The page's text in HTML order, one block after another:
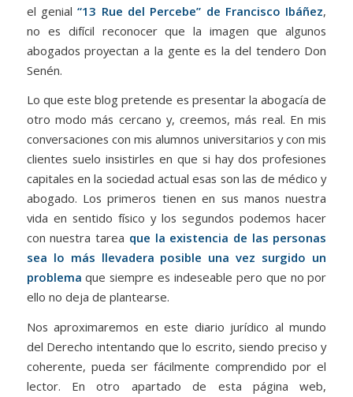
el genial“13 Rue del Percebe” de Francisco Ibáñez,
no es difícil reconocer que la imagen que algunos
abogados proyectan a la gente es la del tendero Don
Senén.
Lo que este blog pretende es presentar la abogacía de
otro modo más cercano y, creemos, más real. En mis
conversaciones con mis alumnos universitarios y con mis
clientes suelo insistirles en que si hay dos profesiones
capitales en la sociedad actual esas son las de médico y
abogado. Los primeros tienen en sus manos nuestra
vida en sentido físico y los segundos podemos hacer
con nuestra tarea que la existencia de las personas
sea lo más llevadera posible una vez surgido un
problema que siempre es indeseable pero que no por
ello no deja de plantearse.
Nos aproximaremos en este diario jurídico al mundo
del Derecho intentando que lo escrito, siendo preciso y
coherente, pueda ser fácilmente comprendido por el
lector. En otro apartado de esta página web,